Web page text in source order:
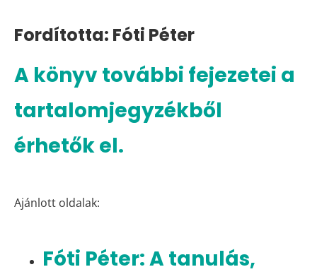
Fordította: Fóti Péter
A könyv további fejezetei a
tartalomjegyzékből
érhetők el.
Ajánlott oldalak:
Fóti Péter: A tanulás,